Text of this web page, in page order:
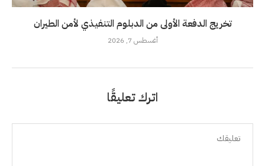
تخريج الدفعة الأولى من الدبلوم التنفيذي لأمن الطيران
أغسطس 7, 2026
اترك تعليقًا